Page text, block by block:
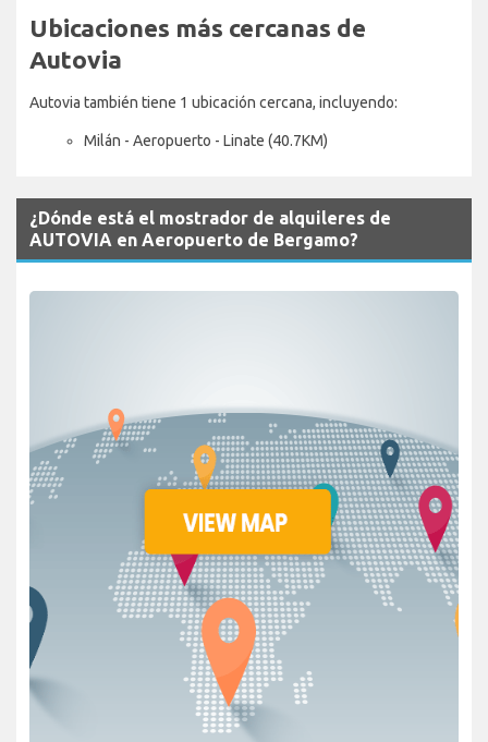
Ubicaciones más cercanas de
Autovia
Autovia también tiene 1 ubicación cercana, incluyendo:
Milán - Aeropuerto - Linate (40.7KM)
¿Dónde está el mostrador de alquileres de
AUTOVIA en Aeropuerto de Bergamo?